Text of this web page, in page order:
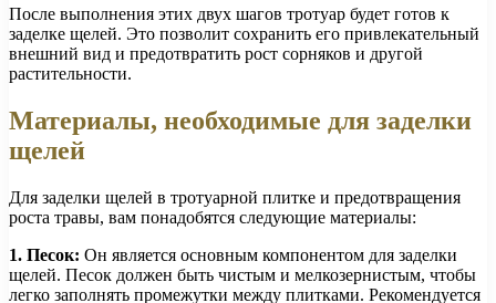
После выполнения этих двух шагов тротуар будет готов к
заделке щелей. Это позволит сохранить его привлекательный
внешний вид и предотвратить рост сорняков и другой
растительности.
Материалы, необходимые для заделки
щелей
Для заделки щелей в тротуарной плитке и предотвращения
роста травы, вам понадобятся следующие материалы:
1. Песок: Он является основным компонентом для заделки
щелей. Песок должен быть чистым и мелкозернистым, чтобы
легко заполнять промежутки между плитками. Рекомендуется